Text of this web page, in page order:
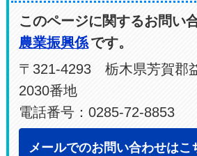
このページに関するお問い
農業振興係です。
〒321-4293 栃木県芳賀郡
2030番地
電話番号：0285-72-8853
メールでのお問い合わせはこ